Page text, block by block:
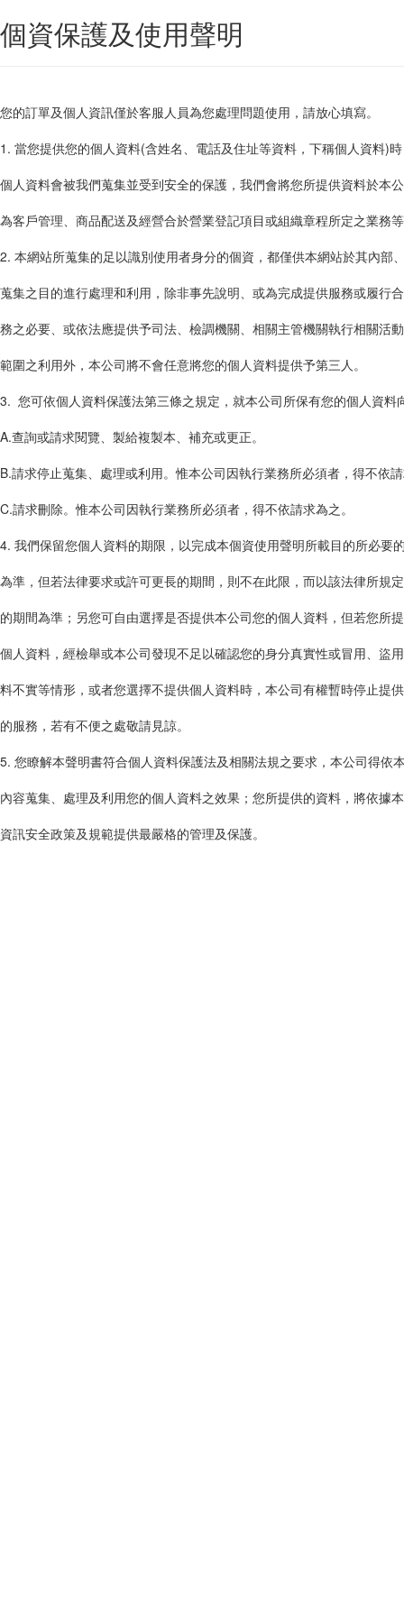
個資保護及使用聲明
您的訂單及個人資訊僅於客服人員為您處理問題使用，請放心填寫。
1. 當您提供您的個人資料(含姓名、電話及住址等資料，下稱個人資料)
個人資料會被我們蒐集並受到安全的保護，我們會將您所提供資料於本
為客戶管理、商品配送及經營合於營業登記項目或組織章程所定之業務
2. 本網站所蒐集的足以識別使用者身分的個資，都僅供本網站於其內部
蒐集之目的進行處理和利用，除非事先說明、或為完成提供服務或履行
務之必要、或依法應提供予司法、檢調機關、相關主管機關執行相關活
範圍之利用外，本公司將不會任意將您的個人資料提供予第三人。
3. 您可依個人資料保護法第三條之規定，就本公司所保有您的個人資料
A.查詢或請求閱覽、製給複製本、補充或更正。
B.請求停止蒐集、處理或利用。惟本公司因執行業務所必須者，得不依
C.請求刪除。惟本公司因執行業務所必須者，得不依請求為之。
4. 我們保留您個人資料的期限，以完成本個資使用聲明所載目的所必要
為準，但若法律要求或許可更長的期間，則不在此限，而以該法律所規
的期間為準；另您可自由選擇是否提供本公司您的個人資料，但若您所
個人資料，經檢舉或本公司發現不足以確認您的身分真實性或冒用、盜
料不實等情形，或者您選擇不提供個人資料時，本公司有權暫時停止提
的服務，若有不便之處敬請見諒。
5. 您瞭解本聲明書符合個人資料保護法及相關法規之要求，本公司得依
內容蒐集、處理及利用您的個人資料之效果；您所提供的資料，將依據
資訊安全政策及規範提供最嚴格的管理及保護。